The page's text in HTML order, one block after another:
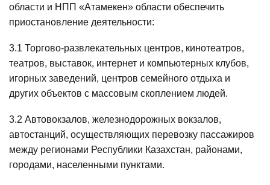
области и НПП «Атамекен» области обеспечить
приостановление деятельности:
3.1 Торгово-развлекательных центров, кинотеатров,
театров, выставок, интернет и компьютерных клубов,
игорных заведений, центров семейного отдыха и
других объектов с массовым скоплением людей.
3.2 Автовокзалов, железнодорожных вокзалов,
автостанций, осуществляющих перевозку пассажиров
между регионами Республики Казахстан, районами,
городами, населенными пунктами.